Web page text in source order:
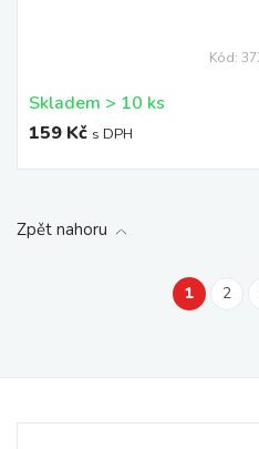
Kód:
Skladem > 10 ks
159 Kč s DPH
Zpět nahoru
1 2